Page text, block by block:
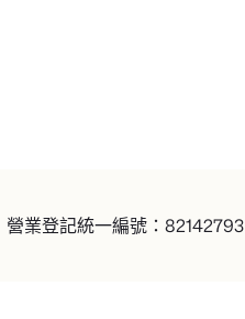
營業登記統一編號：82142793